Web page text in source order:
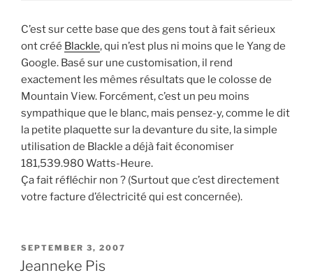
C’est sur cette base que des gens tout à fait sérieux
ont créé Blackle, qui n’est plus ni moins que le Yang de
Google. Basé sur une customisation, il rend
exactement les mêmes résultats que le colosse de
Mountain View. Forcément, c’est un peu moins
sympathique que le blanc, mais pensez-y, comme le dit
la petite plaquette sur la devanture du site, la simple
utilisation de Blackle a déjà fait économiser
181,539.980 Watts-Heure.
Ça fait réfléchir non ? (Surtout que c’est directement
votre facture d’électricité qui est concernée).
POSTED
ON
SEPTEMBER 3, 2007
Jeanneke Pis